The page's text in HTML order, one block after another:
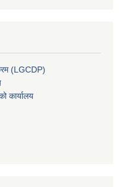
(LGCDP)
कार्यालय